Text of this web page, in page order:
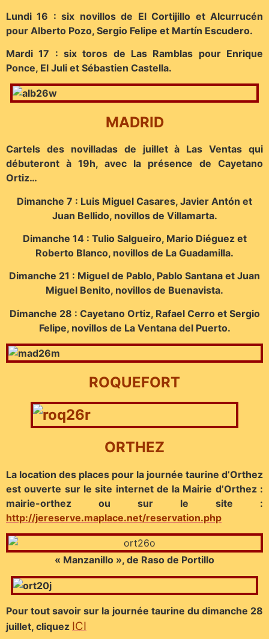
Lundi 16 : six novillos de El Cortijillo et Alcurrucén
pour Alberto Pozo, Sergio Felipe et Martín Escudero.
Mardi 17 : six toros de Las Ramblas pour Enrique
Ponce, El Juli et Sébastien Castella.
MADRID
Cartels des novilladas de juillet à Las Ventas qui
débuteront à 19h, avec la présence de Cayetano
Ortiz…
Dimanche 7 : Luis Miguel Casares, Javier Antón et
Juan Bellido, novillos de Villamarta.
Dimanche 14 : Tulio Salgueiro, Mario Diéguez et
Roberto Blanco, novillos de La Guadamilla.
Dimanche 21 : Miguel de Pablo, Pablo Santana et Juan
Miguel Benito, novillos de Buenavista.
Dimanche 28 : Cayetano Ortiz, Rafael Cerro et Sergio
Felipe, novillos de La Ventana del Puerto.
ROQUEFORT
ORTHEZ
La location des places pour la journée taurine d’Orthez
est ouverte sur le site internet de la Mairie d’Orthez :
mairie-orthez ou sur le site :
http://jereserve.maplace.net/reservation.php
« Manzanillo », de Raso de Portillo
Pour tout savoir sur la journée taurine du dimanche 28
juillet, cliquez ICI